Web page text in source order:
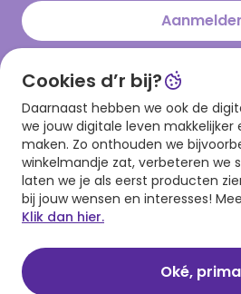
Download onze app
Cookies d’r bij?
Daarnaast hebben we ook de
we jouw digitale leven makkelijker
maken. Zo onthouden we
winkelmandje zat, verbeteren we
laten we je als eerst producten
bij jouw wensen en interesses!
Klik dan hier.
Oké,